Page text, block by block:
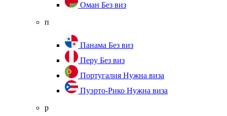
Оман Без виз
п
Панама Без виз
Перу Без виз
Португалия Нужна виза
Пуэрто-Рико Нужна виза
р